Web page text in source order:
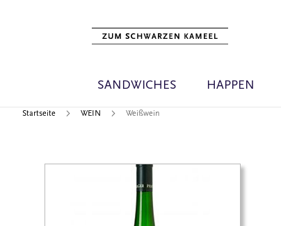
SANDWICHES HAPPEN
Startseite WEIN Weißwein